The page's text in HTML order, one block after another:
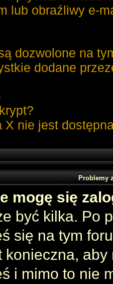
lub obraźliwy e-
dozwolone na
dodane
X nie jest
Problemy
mogę się
być kilka. Po
się na tym
konieczna,
i mimo to nie